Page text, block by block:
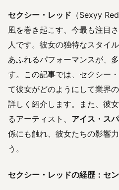
セクシー・レッド （Sexyy
風を巻き起こす、今最も注目
人です。彼女の独特なスタイ
あふれるパフォーマンスが、
す。この記事では、セクシー
て彼女がどのようにして業界
詳しく紹介します。また、彼
るアーティスト、 アイス・ス
係にも触れ、彼女たちの影響
う。
セクシー・レッドの経歴：セ